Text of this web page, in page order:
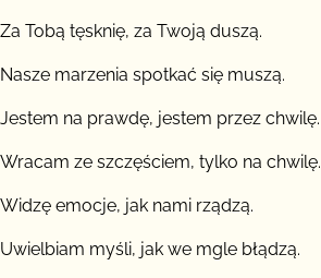
Za Tobą tęsknię, za Twoją duszą.
Nasze marzenia spotkać się muszą.
Jestem na prawdę, jestem przez chwilę.
Wracam ze szczęściem, tylko na chwilę.
Widzę emocje, jak nami rządzą.
Uwielbiam myśli, jak we mgle błądzą.